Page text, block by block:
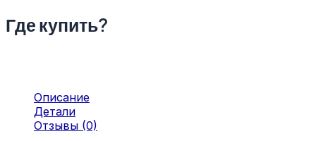
Где купить?
Описание
Детали
Отзывы (0)